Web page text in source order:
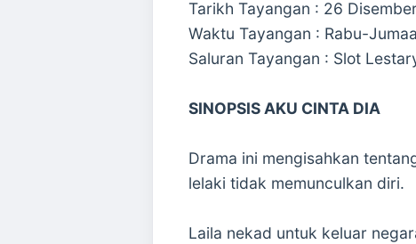
Tarikh Tayangan : 26
Waktu Tayangan : Rabu-
Saluran Tayangan : Slot
SINOPSIS AKU CINTA DIA
Drama ini mengisahkan
lelaki tidak memunculkan diri.
Laila nekad untuk keluar